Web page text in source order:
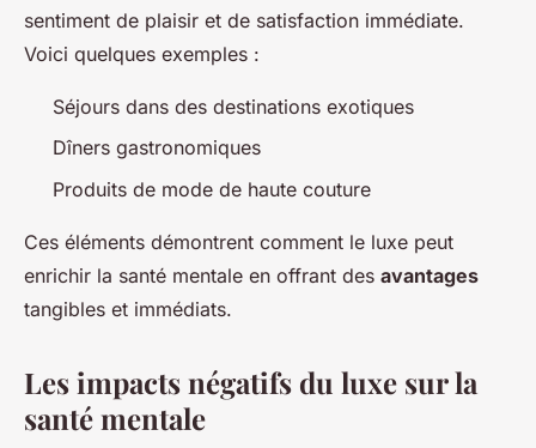
sentiment de plaisir et de satisfaction immédiate.
Voici quelques exemples :
Séjours dans des destinations exotiques
Dîners gastronomiques
Produits de mode de haute couture
Ces éléments démontrent comment le luxe peut
enrichir la santé mentale en offrant des avantages
tangibles et immédiats.
Les impacts négatifs du luxe sur la
santé mentale